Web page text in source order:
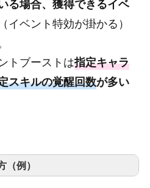
30000
クロール×1
のメダル×1000
クロール×1
のメダル×1000
る場合、獲得できるイベ
（イベント特効が掛かる）
トブーストは指定キャラ
スキルの覚醒回数が多い
例）